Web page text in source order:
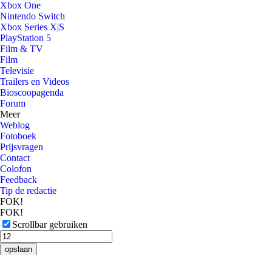
Xbox One
Nintendo Switch
Xbox Series X|S
PlayStation 5
Film & TV
Film
Televisie
Trailers en Videos
Bioscoopagenda
Forum
Meer
Weblog
Fotoboek
Prijsvragen
Contact
Colofon
Feedback
Tip de redactie
FOK!
FOK!
Scrollbar gebruiken
opslaan